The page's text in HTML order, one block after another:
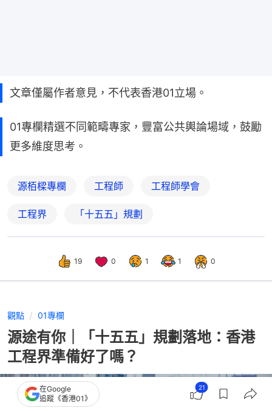
文章僅屬作者意見，不代表香港01立場。
01專欄精選不同範疇專家，豐富公共輿論場域，鼓勵
更多維度思考。
源栢樑專欄 工程師 工程師學會
工程界 「十五五」規劃
19 0 1 1 0
觀點 01專欄
源途有你｜「十五五」規劃落地：香港
工程界準備好了嗎？
在Google
追蹤《香港01》
21